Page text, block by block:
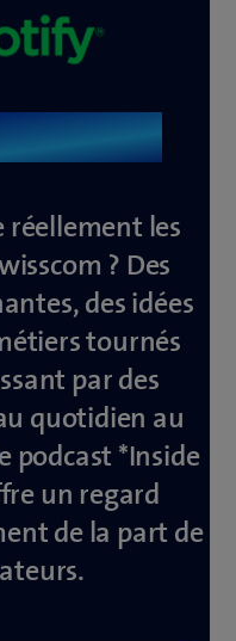
Podcast
réellement les
? Des
des idées
tournés
par des
quotidien au
podcast *Inside
un regard
de la part de